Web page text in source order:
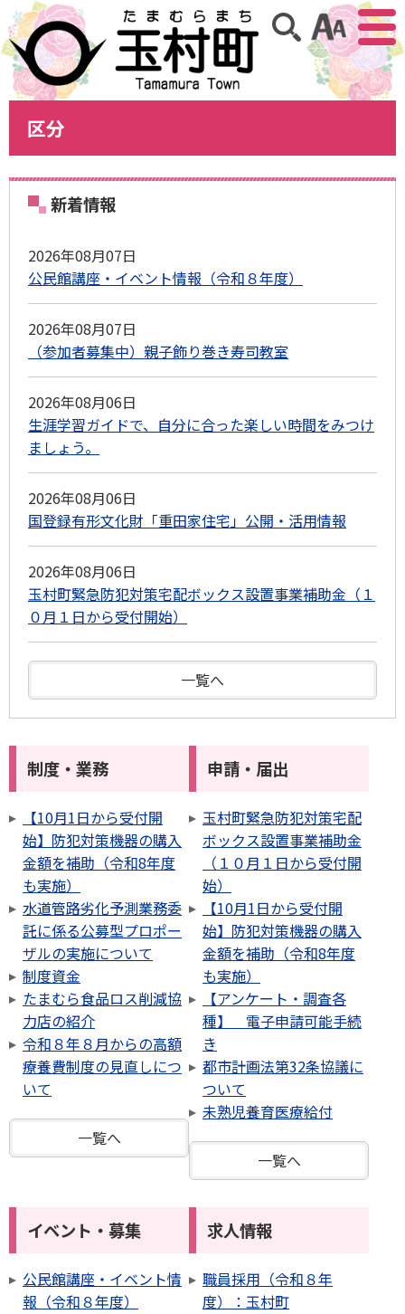
アクセ
サイト内検索
区分
新着情報
2026年08月07日
公民館講座・イベント情報（令和８年度）
2026年08月07日
（参加者募集中）親子飾り巻き寿司教室
2026年08月06日
生涯学習ガイドで、自分に合った楽しい時間をみつけ
ましょう。
2026年08月06日
国登録有形文化財「重田家住宅」公開・活用情報
2026年08月06日
玉村町緊急防犯対策宅配ボックス設置事業補助金（１
０月１日から受付開始）
一覧へ
制度・業務
【10月1日から受付開
始】防犯対策機器の購入
金額を補助（令和8年度
も実施）
水道管路劣化予測業務委
託に係る公募型プロポー
ザルの実施について
制度資金
たまむら食品ロス削減協
力店の紹介
令和８年８月からの高額
療養費制度の見直しにつ
いて
一覧へ
申請・届出
玉村町緊急防犯対策宅配
ボックス設置事業補助金
（１０月１日から受付開
始）
【10月1日から受付開
始】防犯対策機器の購入
金額を補助（令和8年度
も実施）
【アンケート・調査各
種】 電子申請可能手続
き
都市計画法第32条協議に
ついて
未熟児養育医療給付
一覧へ
イベント・募集
公民館講座・イベント情
報（令和８年度）
求人情報
職員採用（令和８年
度）：玉村町